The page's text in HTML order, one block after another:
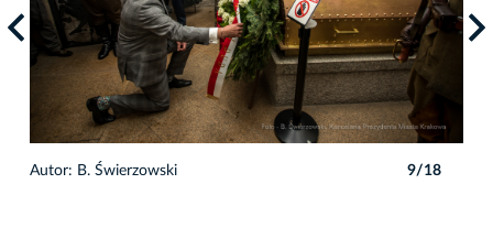
Autor: B. Świerzowski 9/18